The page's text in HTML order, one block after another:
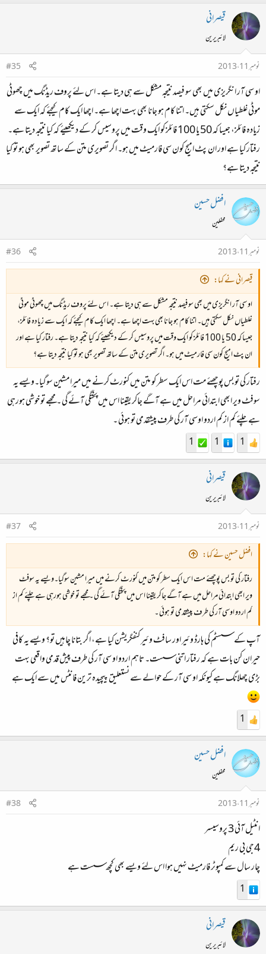
قیصرانی
لائبریرین
نومبر 11، 2013
#35
او سی آر انگریزی میں بھی سو فیصد نتیجہ مشکل سے ہی دیتا ہے۔ اس لئے پروف ریڈنگ میں چھوٹی
موٹی غلطیاں نکل سکتی ہیں۔ اتنا کام ہو جانا بھی بہت اچھا ہے۔ اچھا ایک کام کیجئے کہ ایک سے
زیادہ فائلز، جیسا کہ 50 یا 100 فائلز کو ایک وقت میں پروسیس کر کے دیکھیئے کہ کیا نتیجہ دیتا ہے۔
رفتار کیا ہے اور ان پٹ امیج کون سی فارمیٹ میں ہو۔ اگر تصویری متن کے ساتھ تصویر بھی ہو تو کیا
نتیجہ دیتا ہے؟
افضل حسین
محفلین
نومبر 11، 2013
#36
قیصرانی نے کہا:
او سی آر انگریزی میں بھی سو فیصد نتیجہ مشکل سے ہی دیتا ہے۔ اس لئے پروف ریڈنگ میں چھوٹی موٹی
غلطیاں نکل سکتی ہیں۔ اتنا کام ہو جانا بھی بہت اچھا ہے۔ اچھا ایک کام کیجئے کہ ایک سے زیادہ فائلز،
جیسا کہ 50 یا 100 فائلز کو ایک وقت میں پروسیس کر کے دیکھیئے کہ کیا نتیجہ دیتا ہے۔ رفتار کیا ہے اور
ان پٹ امیج کون سی فارمیٹ میں ہو۔ اگر تصویری متن کے ساتھ تصویر بھی ہو تو کیا نتیجہ دیتا ہے؟
رفتار کی تو بس پوچھئے مت اس ایک سطر کو متن میں کنورٹ کرنے میں میرا مشین سوگیا۔ویسے یہ
سوفٹ ویر ابھی ابتدائی مراحل میں ہے آگے جاکر یقینا اس میں پختگی آئے گی ۔ مجھے تو خوشی ہورہی
ہے چلئے کم از کم اردو اوسی آر کی طرف پیشقدمی تو ہوئی ۔
1
1
1
قیصرانی
لائبریرین
نومبر 11، 2013
#37
افضل حسین نے کہا:
رفتار کی تو بس پوچھئے مت اس ایک سطر کو متن میں کنورٹ کرنے میں میرا مشین سوگیا۔ویسے یہ سوفٹ
ویر ابھی ابتدائی مراحل میں ہے آگے جاکر یقینا اس میں پختگی آئے گی ۔ مجھے تو خوشی ہورہی ہے چلئے کم از
کم اردو اوسی آر کی طرف پیشقدمی تو ہوئی ۔
آپ کے سسٹم کی ہارڈ وئیر اور سافٹ وئیر کنفگریشن کیا ہے، اگر بتانا چاہیں تو؟ ویسے یہ کافی
حیران کن بات ہے کہ رفتار اتنی سست۔ تاہم اردو او سی آر کی طرف پیش قدمی واقعی بہت
بڑی چھلانگ ہے کیونکہ او سی آر کے حوالے سے نستعلیق پیچیدہ ترین فانٹس میں سے ایک ہے
1
افضل حسین
محفلین
نومبر 11، 2013
#38
انٹیل آئی 3 پروسیسر
4جی بی ریم
چار سال سے کمپوٹر فارمیٹ نہیں ہوا اس لئے ویسے بھی کچھ سست ہے
1
قیصرانی
لائبریرین